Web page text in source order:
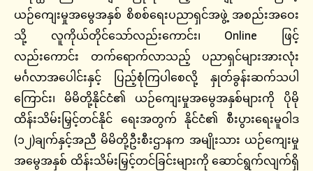
ယဉ်ကျေးမှုအမွေအနှစ် စိစစ်ရေးပညာရှင်အဖွဲ့ အစည်းအဝေး
သို့ လူကိုယ်တိုင်သော်လည်းကောင်း၊ Online ဖြင့်
လည်းကောင်း တက်ရောက်လာသည့် ပညာရှင်များအားလုံး
မင်္ဂလာအပေါင်းနှင့် ပြည့်စုံကြပါစေလို့ နှုတ်ခွန်းဆက်သပါ
ကြောင်း၊ မိမိတို့နိုင်ငံ၏ ယဉ်ကျေးမှုအမွေအနှစ်များကို ပိုမို
ထိန်းသိမ်းမြှင့်တင်နိုင် ရေးအတွက် နိုင်ငံ၏ စီးပွားရေးမူဝါဒ
(၁၂)ချက်နှင့်အညီ မိမိတို့ဦးစီးဌာနက အမျိုးသား ယဉ်ကျေးမှု
အမွေအနှစ် ထိန်းသိမ်းမြှင့်တင်ခြင်းများကို ဆောင်ရွက်လျက်ရှိ